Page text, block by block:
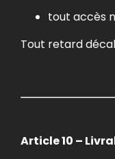
tout accès
Tout retard
Article 10 –